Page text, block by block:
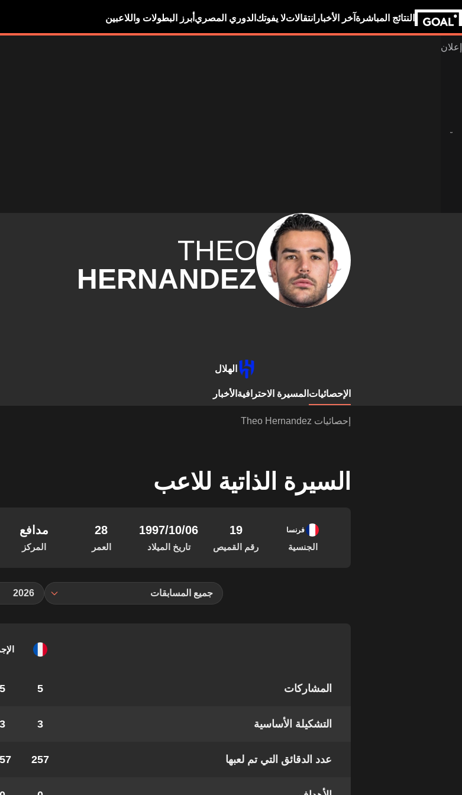
النتائج المباشرة آخر الأخبار انتقالاتلا يفوتك الدوري المصري أبرز البطولات واللاعبين
THEO
HERNANDEZ
الهلال
الإحصائيات المسيرة الاحترافية الأخبار
إحصائيات Theo Hernandez
السيرة الذاتية للاعب
فرنسا
الجنسية
19
رقم القميص
06‏/10‏/1997
تاريخ الميلاد
28
العمر
مدافع
المركز
جميع المسابقات 2026
المشاركات 5
5
التشكيلة الأساسية 3
3
عدد الدقائق التي تم لعبها 257